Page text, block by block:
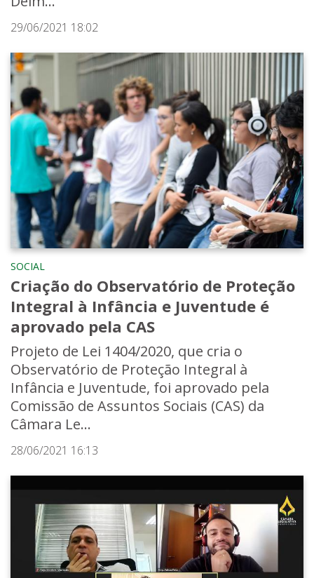
29/06/2021 18:02
SOCIAL
Criação do Observatório de Proteção
Integral à Infância e Juventude é
aprovado pela CAS
Projeto de Lei 1404/2020, que cria o
Observatório de Proteção Integral à
Infância e Juventude, foi aprovado pela
Comissão de Assuntos Sociais (CAS) da
Câmara Le...
28/06/2021 16:13